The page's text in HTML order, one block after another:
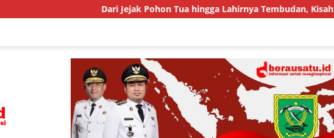
Dari Jejak Pohon Tua hingga Lahirnya Tembudan, Kisah Sebuah